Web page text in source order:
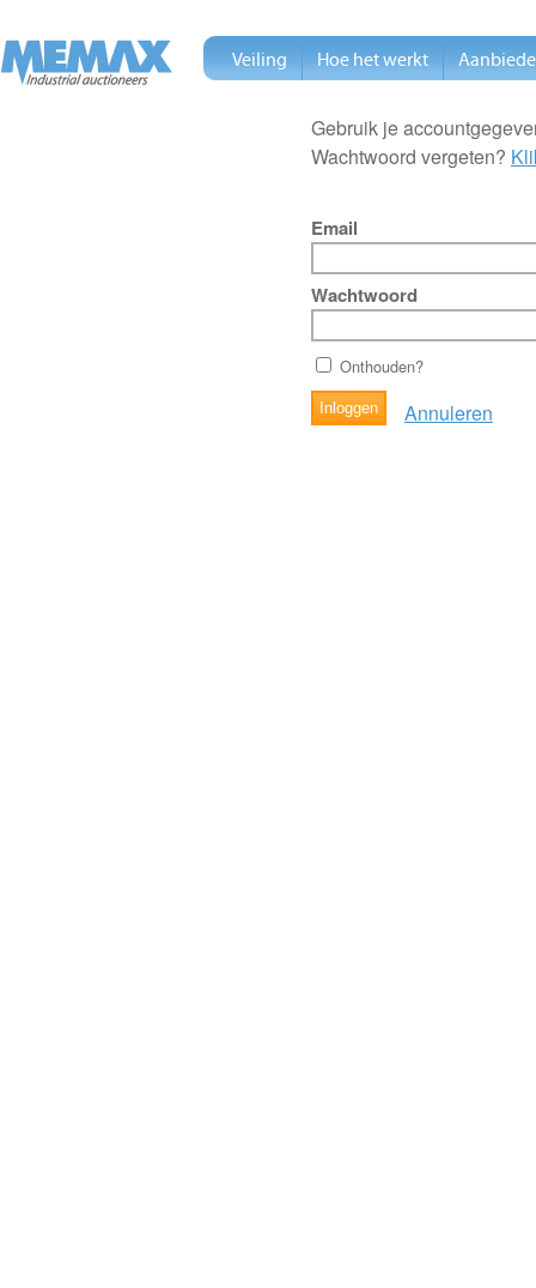
Gebruik je
Wachtwoord vergeten?
Email
Wachtwoord
Onthouden?
Annuleren
Veiling Hoe het werkt